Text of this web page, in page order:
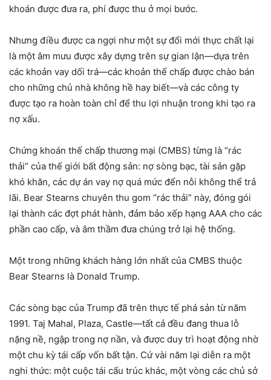
khoán được đưa ra, phí được thu ở mọi bước.
Nhưng điều được ca ngợi như một sự đổi mới thực chất lại
là một âm mưu được xây dựng trên sự gian lận—dựa trên
các khoản vay dối trá—các khoản thế chấp được chào bán
cho những chủ nhà không hề hay biết—và các công ty
được tạo ra hoàn toàn chỉ để thu lợi nhuận trong khi tạo ra
nợ xấu.
Chứng khoán thế chấp thương mại (CMBS) từng là “rác
thải” của thế giới bất động sản: nợ sòng bạc, tài sản gặp
khó khăn, các dự án vay nợ quá mức đến nỗi không thể trả
lãi. Bear Stearns chuyên thu gom “rác thải” này, đóng gói
lại thành các đợt phát hành, đảm bảo xếp hạng AAA cho các
phần cao cấp, và âm thầm đưa chúng trở lại hệ thống.
Một trong những khách hàng lớn nhất của CMBS thuộc
Bear Stearns là Donald Trump.
Các sòng bạc của Trump đã trên thực tế phá sản từ năm
1991. Taj Mahal, Plaza, Castle—tất cả đều đang thua lỗ
nặng nề, ngập trong nợ nần, và được duy trì hoạt động nhờ
một chu kỳ tái cấp vốn bất tận. Cứ vài năm lại diễn ra một
nghi thức: một cuộc tái cấu trúc khác, một vòng các chủ sở